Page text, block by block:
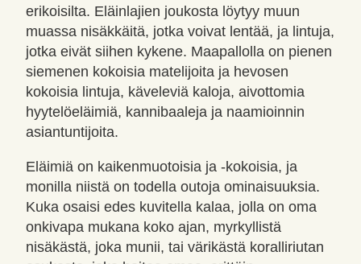
erikoisilta. Eläinlajien joukosta löytyy muun
muassa nisäkkäitä, jotka voivat lentää, ja lintuja,
jotka eivät siihen kykene. Maapallolla on pienen
siemenen kokoisia matelijoita ja hevosen
kokoisia lintuja, käveleviä kaloja, aivottomia
hyytelöeläimiä, kannibaaleja ja naamioinnin
asiantuntijoita.
Eläimiä on kaikenmuotoisia ja -kokoisia, ja
monilla niistä on todella outoja ominaisuuksia.
Kuka osaisi edes kuvitella kalaa, jolla on oma
onkivapa mukana koko ajan, myrkyllistä
nisäkästä, joka munii, tai värikästä koralliriutan